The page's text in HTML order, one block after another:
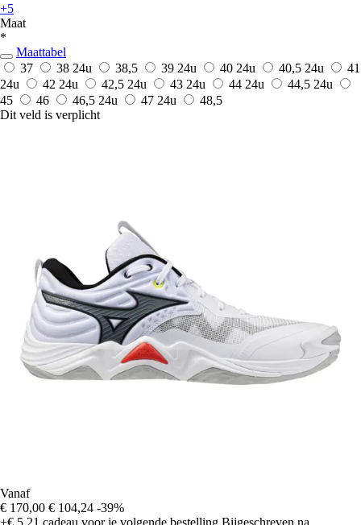
+5
Maat
*
Maattabel
37
38 24u 38,5 39 24u 40 24u 40,5 24u
41
24u
42 24u 42,5 24u 43 24u 44 24u 44,5 24u
45
46 46,5 24u 47 24u
48,5
Dit veld is verplicht
Vanaf
€ 170,00 € 104,24 -39%
+€ 5,21 cadeau voor je volgende bestelling Bijgeschreven na